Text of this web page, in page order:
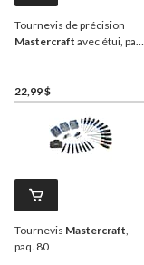
Tournevis de précision
Mastercraft avec étui, paq.
22,99 $
Tournevis Mastercraft,
paq. 80